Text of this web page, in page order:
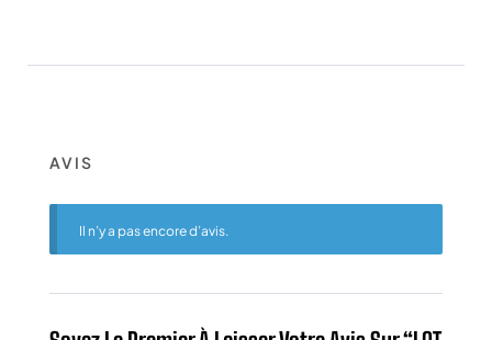
AVIS
Il n’y a pas encore d’avis.